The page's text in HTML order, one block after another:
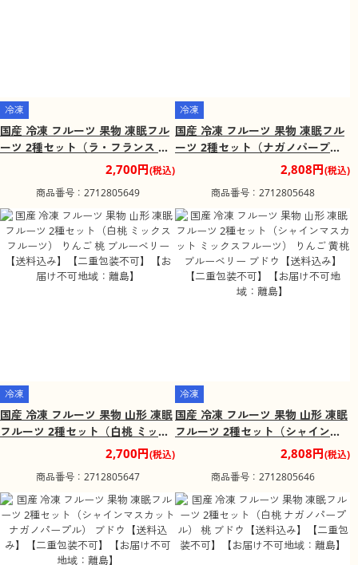
冷凍
国産 冷凍 フルーツ 果物 凍眠フル
ーツ 2種セット（ラ・フランス ナ
ガノパープル） 洋梨 ブドウ【送料
込み】【二重包装不可】【お届け
不可地域：離島】
2,700円(税込)
商品番号：2712805649
冷凍
国産 冷凍 フルーツ 果物 凍眠フル
ーツ 2種セット（ナガノパープル
ミックスフルーツ） りんご 桃 ブ
ルーベリー ブドウ【送料込み】
【二重包装不可】【お届け不可地
域：離島】
2,808円(税込)
商品番号：2712805648
冷凍
国産 冷凍 フルーツ 果物 山形 凍眠
フルーツ 2種セット（白桃 ミック
スフルーツ） りんご 桃 ブルーベ
リー【送料込み】【二重包装不
可】【お届け不可地域：離島】
2,700円(税込)
商品番号：2712805647
冷凍
国産 冷凍 フルーツ 果物 山形 凍眠
フルーツ 2種セット（シャインマ
スカット ミックスフルーツ） りん
ご 黄桃 ブルーベリー ブドウ【送
料込み】【二重包装不可】【お届
け不可地域：離島】
2,808円(税込)
商品番号：2712805646